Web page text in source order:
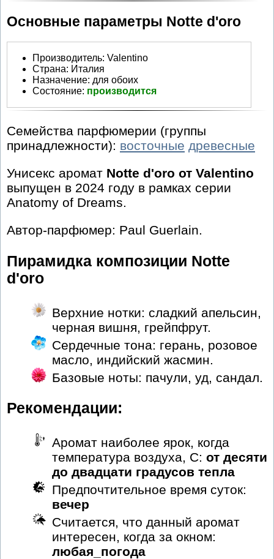
Основные параметры Notte d'oro
Производитель: Valentino
Страна: Италия
Назначение: для обоих
Состояние: производится
Семейства парфюмерии (группы
принадлежности): восточные древесные
Унисекс аромат Notte d'oro от Valentino
выпущен в 2024 году в рамках серии
Anatomy of Dreams.
Автор-парфюмер: Paul Guerlain.
Пирамидка композиции Notte
d'oro
Верхние нотки: cладкий апельсин,
черная вишня, грейпфрут.
Сердечные тона: герань, розовое
масло, индийский жасмин.
Базовые ноты: пачули, уд, сандал.
Рекомендации:
Аромат наиболее ярок, когда
температура воздуха, С: от десяти
до двадцати градусов тепла
Предпочтительное время суток:
вечер
Считается, что данный аромат
интересен, когда за окном:
любая_погода